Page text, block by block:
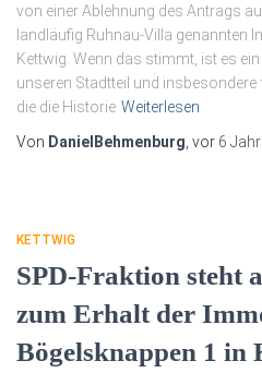
von einer Ablehnung des Antrags
landläufig Ruhnau-Villa genannten
Kettwig. Wenn das stimmt, ist es
unseren Stadtteil und insbesondere
die die Historie Weiterlesen
Von DanielBehmenburg , vor 6
KETTWIG
SPD-Fraktion steht
zum Erhalt der
Bögelsknappen 1 in